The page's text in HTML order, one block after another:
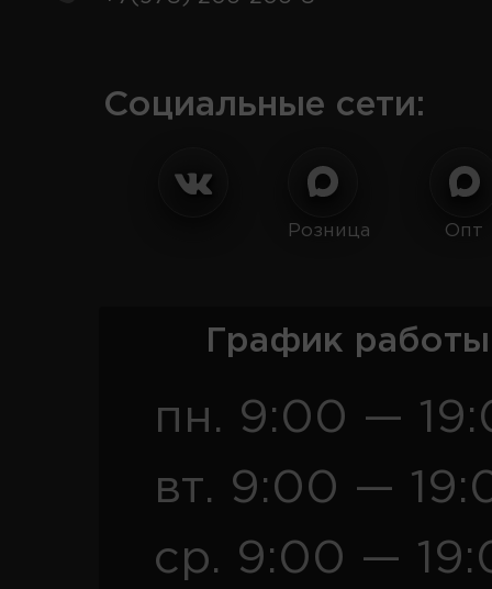
Социальные сети:
Розница Опт
График
пн. 9:00 —
вт. 9:00 —
ср. 9:00 —